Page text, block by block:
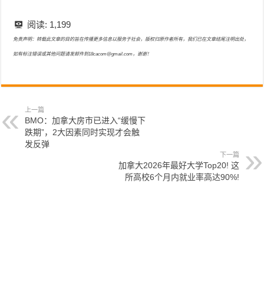
阅读: 1,199
免责声明：转载此文章的目的旨在传播更多信息以服务于社会，版权归原作者所有，我们已在文章结尾注明出处，
如有标注错误或其他问题请发邮件到18cacom@gmail.com，谢谢！
上一篇
BMO：加拿大房市已进入“缓慢下
跌期”，2大因素同时实现才会触
发反弹
下一篇
加拿大2026年最好大学Top20! 这
所高校6个月内就业率高达90%!